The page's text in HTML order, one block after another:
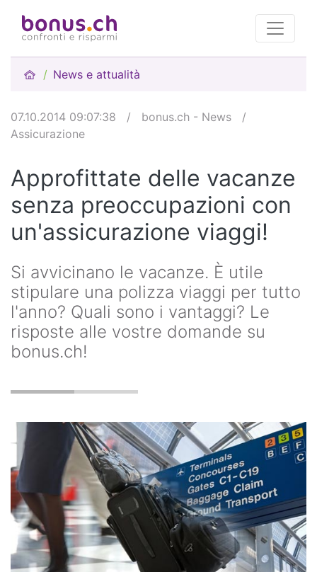
News e attualità
07.10.2014 09:07:38 / bonus.ch - News
/
Assicurazione
Approfittate delle vacanze
senza preoccupazioni con
un'assicurazione viaggi!
Si avvicinano le vacanze. È utile
stipulare una polizza viaggi per tutto
l'anno? Quali sono i vantaggi? Le
risposte alle vostre domande su
bonus.ch!